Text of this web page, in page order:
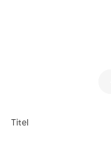
Titel